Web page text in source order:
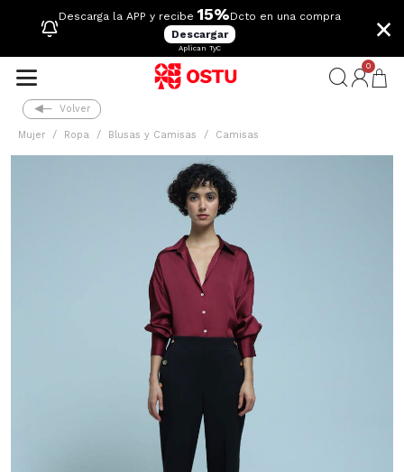
Descarga la APP y recibe 15%Dcto en una compra
Descargar
Aplican TyC
×
0
Volver
Mujer Ropa Blusas y Camisas Camisas